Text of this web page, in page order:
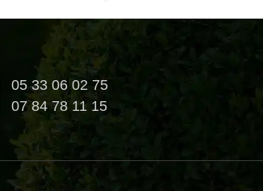
05 33 06 02 75
07 84 78 11 15